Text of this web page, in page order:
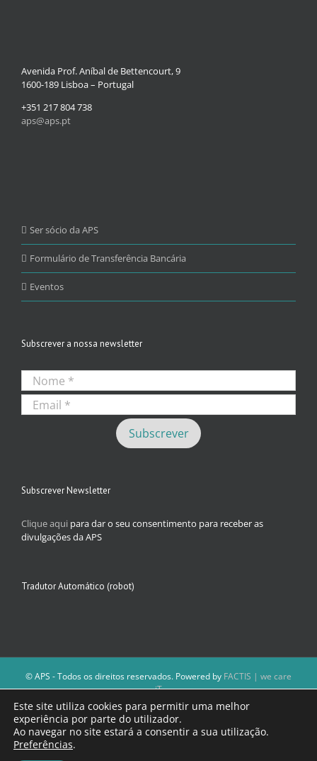
Avenida Prof. Aníbal de Bettencourt, 9
1600-189 Lisboa – Portugal
+351 217 804 738
aps@aps.pt
Ser sócio da APS
Formulário de Transferência Bancária
Eventos
Subscrever a nossa newsletter
Subscrever Newsletter
Clique aqui para dar o seu consentimento para receber as
divulgações da APS
Tradutor Automático (robot)
© APS - Todos os direitos reservados. Powered by FACTIS | we care
iT
A Direção da APS reserva-se o direito de não publicar conteúdos que
violem as leis nacionais.
Os textos assinados e as imagens depositadas são da inteira
Este site utiliza cookies para permitir uma melhor
experiência por parte do utilizador.
Ao navegar no site estará a consentir a sua utilização.
Preferências.